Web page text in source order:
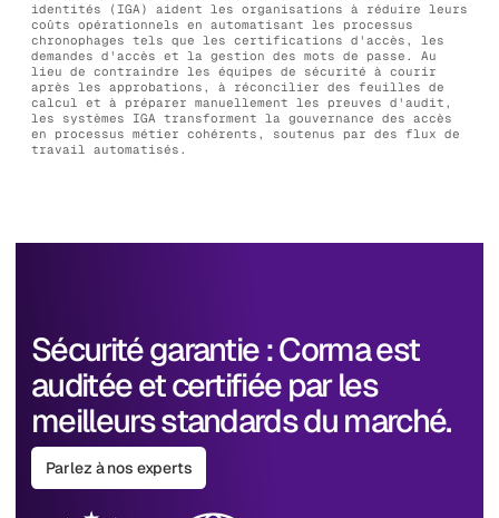
identités (IGA) aident les organisations à réduire leurs
coûts opérationnels en automatisant les processus
chronophages tels que les certifications d'accès, les
demandes d'accès et la gestion des mots de passe. Au
lieu de contraindre les équipes de sécurité à courir
après les approbations, à réconcilier des feuilles de
calcul et à préparer manuellement les preuves d'audit,
les systèmes IGA transforment la gouvernance des accès
en processus métier cohérents, soutenus par des flux de
travail automatisés.
Sécurité garantie : Corma est
auditée et certifiée par les
meilleurs standards du marché.
Parlez à nos experts